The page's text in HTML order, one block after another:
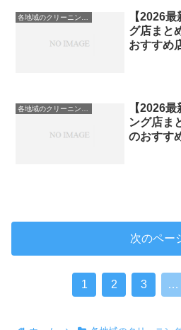
【2026
グ店まと
おすすめ
【2026
ング店ま
のおすす
次のペー
1 2 3 …